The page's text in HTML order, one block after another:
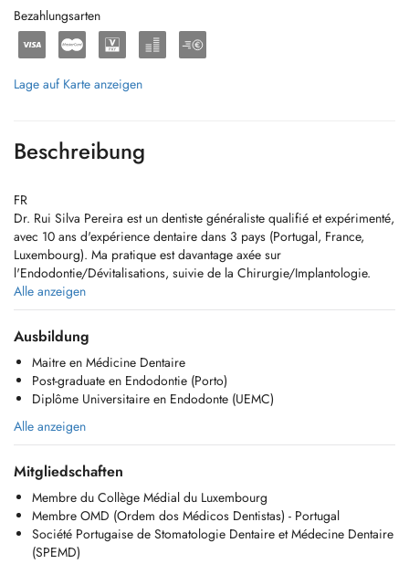
Bezahlungsarten
Lage auf Karte anzeigen
Beschreibung
FR
Dr. Rui Silva Pereira est un dentiste généraliste qualifié et expérimenté,
avec 10 ans d'expérience dentaire dans 3 pays (Portugal, France,
Luxembourg). Ma pratique est davantage axée sur
l'Endodontie/Dévitalisations, suivie de la Chirurgie/Implantologie.
EN
Dr. Rui Silva Pereira is a qualified and experienced general dentist,
with 10 years of Dental Experience, spanning 3 countries (Portugal,
France, Luxembourg). My practice has a greater focus on
Endodontics/Root canal treatments, followed by Surgery/Implantology.
Alle anzeigen
Ausbildung
Maitre en Médicine Dentaire
Post-graduate en Endodontie (Porto)
Diplôme Universitaire en Endodonte (UEMC)
Alle anzeigen
Mitgliedschaften
Membre du Collège Médial du Luxembourg
Membre OMD (Ordem dos Médicos Dentistas) - Portugal
Société Portugaise de Stomatologie Dentaire et Médecine Dentaire
(SPEMD)